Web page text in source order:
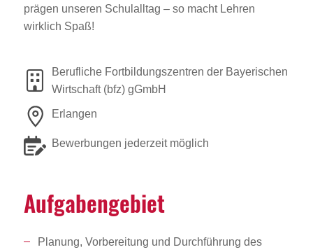
prägen unseren Schulalltag – so macht Lehren
wirklich Spaß!
Berufliche Fortbildungszentren der Bayerischen
Wirtschaft (bfz) gGmbH
Erlangen
Bewerbungen jederzeit möglich
Aufga­ben­ge­biet
Planung, Vorbereitung und Durchführung des